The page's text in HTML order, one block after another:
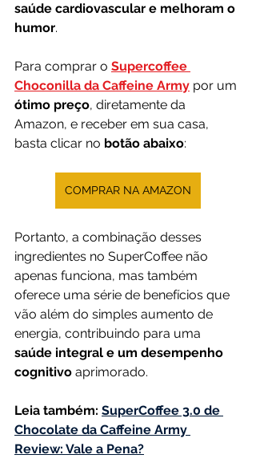
saúde cardiovascular e melhoram o
humor.
Para comprar o Supercoffee
Choconilla da Caffeine Army por um
ótimo preço, diretamente da
Amazon, e receber em sua casa,
basta clicar no botão abaixo:
COMPRAR NA AMAZON
Portanto, a combinação desses
ingredientes no SuperCoffee não
apenas funciona, mas também
oferece uma série de benefícios que
vão além do simples aumento de
energia, contribuindo para uma
saúde integral e um desempenho
cognitivo aprimorado.
Leia também: SuperCoffee 3.0 de
Chocolate da Caffeine Army
Review: Vale a Pena?